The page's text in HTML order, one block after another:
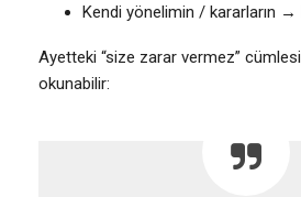
Kendi yönelimin / kararların
Ayetteki “size zarar vermez”
okunabilir: